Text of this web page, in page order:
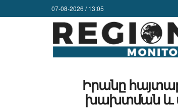
07-08-2026 / 13:05
Իրանը
խախտման և